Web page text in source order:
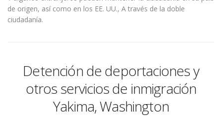
de origen, así como en los EE. UU., A través de la doble
ciudadanía.
Detención de deportaciones y
otros servicios de inmigración
Yakima, Washington